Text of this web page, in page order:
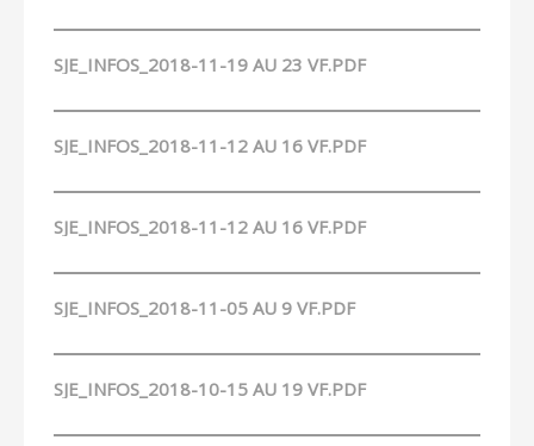
SJE_INFOS_2018-11-19 AU 23 VF.PDF
SJE_INFOS_2018-11-12 AU 16 VF.PDF
SJE_INFOS_2018-11-12 AU 16 VF.PDF
SJE_INFOS_2018-11-05 AU 9 VF.PDF
SJE_INFOS_2018-10-15 AU 19 VF.PDF